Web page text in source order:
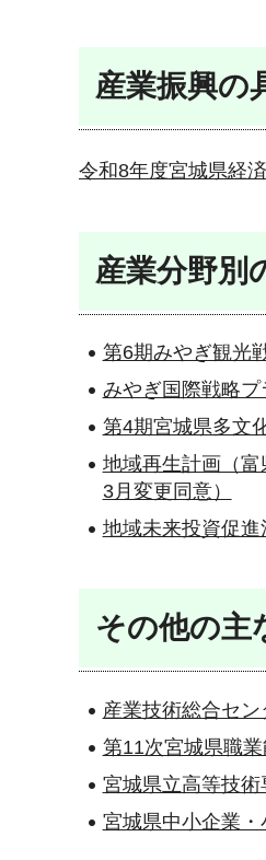
産業振興の
令和8年度宮城県経
産業分野別
第6期みやぎ観光
みやぎ国際戦略プ
第4期宮城県多文
地域再生計画（
3月変更同意）
地域未来投資促進
その他の主
産業技術総合セン
第11次宮城県職
宮城県立高等技
宮城県中小企業・